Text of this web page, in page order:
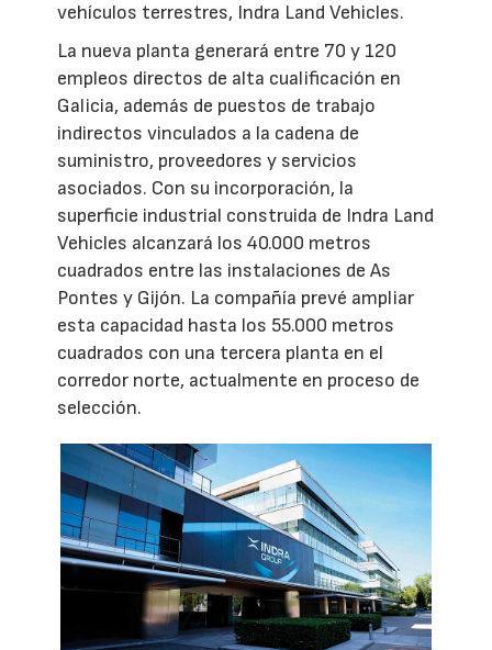
vehículos terrestres, Indra Land Vehicles.
La nueva planta generará entre 70 y 120
empleos directos de alta cualificación en
Galicia, además de puestos de trabajo
indirectos vinculados a la cadena de
suministro, proveedores y servicios
asociados. Con su incorporación, la
superficie industrial construida de Indra Land
Vehicles alcanzará los 40.000 metros
cuadrados entre las instalaciones de As
Pontes y Gijón. La compañía prevé ampliar
esta capacidad hasta los 55.000 metros
cuadrados con una tercera planta en el
corredor norte, actualmente en proceso de
selección.